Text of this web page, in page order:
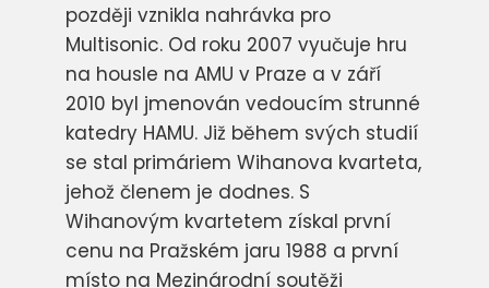
později vznikla nahrávka pro
Multisonic. Od roku 2007 vyučuje hru
na housle na AMU v Praze a v září
2010 byl jmenován vedoucím strunné
katedry HAMU. Již během svých studií
se stal primáriem Wihanova kvarteta,
jehož členem je dodnes. S
Wihanovým kvartetem získal první
cenu na Pražském jaru 1988 a první
místo na Mezinárodní soutěži